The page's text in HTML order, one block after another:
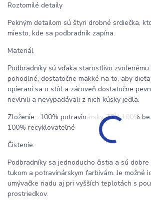
Roztomilé detaily
Pekným detailom sú štyri drobné srdiečka,
miesto, kde sa podbradník zapína.
Materiál
Podbradníky sú vďaka starostlivo
pohodlné, dostatočne mäkké na to, aby
opieraní sa o stôl a zároveň dostatočne
nevlnili a nevypadávali z nich kúsky jedla.
Zloženie : 100% potravinársky TPU 100%
100% recyklovateľné
Čistenie:
Podbradníky sa jednoducho čistia a sú
tukom a potravinárskym farbivám. Je možné
umývačke riadu aj pri vyšších teplotách s
prostriedkov.